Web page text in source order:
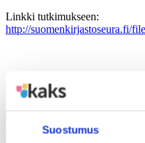
Suostumus
Linkki tutkimukseen:
http://suomenkirjastoseura.fi/